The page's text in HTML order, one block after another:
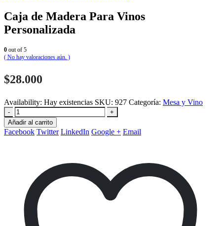
Caja de Madera Para Vinos
Personalizada
0 out of 5
( No hay valoraciones aún. )
$28.000
Availability: Hay existencias SKU: 927 Categoría: Mesa y Vino
-
+
Añadir al carrito
Facebook Twitter LinkedIn Google + Email